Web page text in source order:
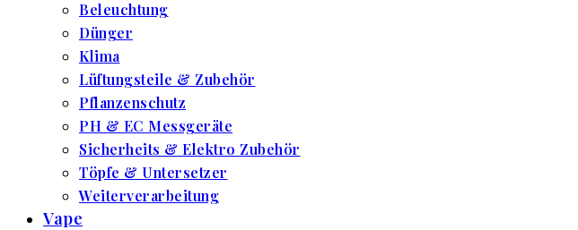
Beleuchtung
Dünger
Klima
Lüftungsteile & Zubehör
Pflanzenschutz
PH & EC Messgeräte
Sicherheits & Elektro Zubehör
Töpfe & Untersetzer
Weiterverarbeitung
Vape